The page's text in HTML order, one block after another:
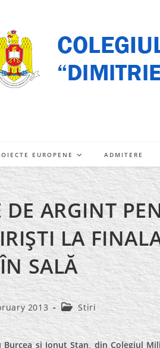
EUROPENE ADMITERE
ARGINT
LA
SALĂ
2013
Post
category:
Stiri
şi Ionuţ Stan, din Colegiul